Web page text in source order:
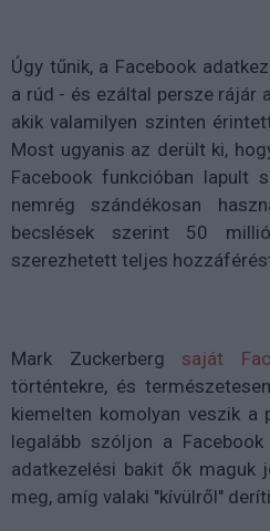
Úgy tűnik, a Facebook
a rúd - és ezáltal persze rájár
akik valamilyen szinten
Most ugyanis az derült ki,
Facebook funkcióban lapult
nemrég szándékosan
becslések szerint 50
szerezhetett teljes
Mark Zuckerberg saját
történtekre, és
kiemelten komolyan veszik a
legalább szóljon a
adatkezelési bakit ők maguk
meg, amíg valaki "kívülről"